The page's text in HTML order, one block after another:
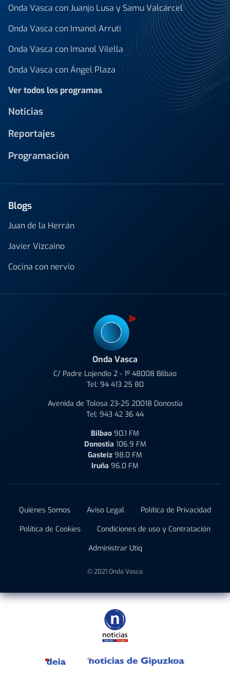
Onda Vasca con Juanjo Lusa y Samu Valcárcel
Onda Vasca con Imanol Arruti
Onda Vasca con Imanol Vilella
Onda Vasca con Ángel Plaza
Ver todos los programas
Noticias
Reportajes
Programación
Blogs
Juan de la Herrán
Javier Vizcaino
Cocina con nervio
Onda Vasca
C/ Padre Lojendio 2 - 1º 48008 Bilbao
Tel: 94 413 25 80
Avenida de Tolosa 23-25 20018 Donostia
Tel: 943 42 36 44
Bilbao 90.1 FM
Donostia 106.9 FM
Gasteiz 98.0 FM
Iruña 96.0 FM
Quiénes Somos Aviso Legal
Política de Privacidad
Política de Cookies
Condiciones de uso y Contratación
Administrar Utiq
© 2021 Onda Vasca